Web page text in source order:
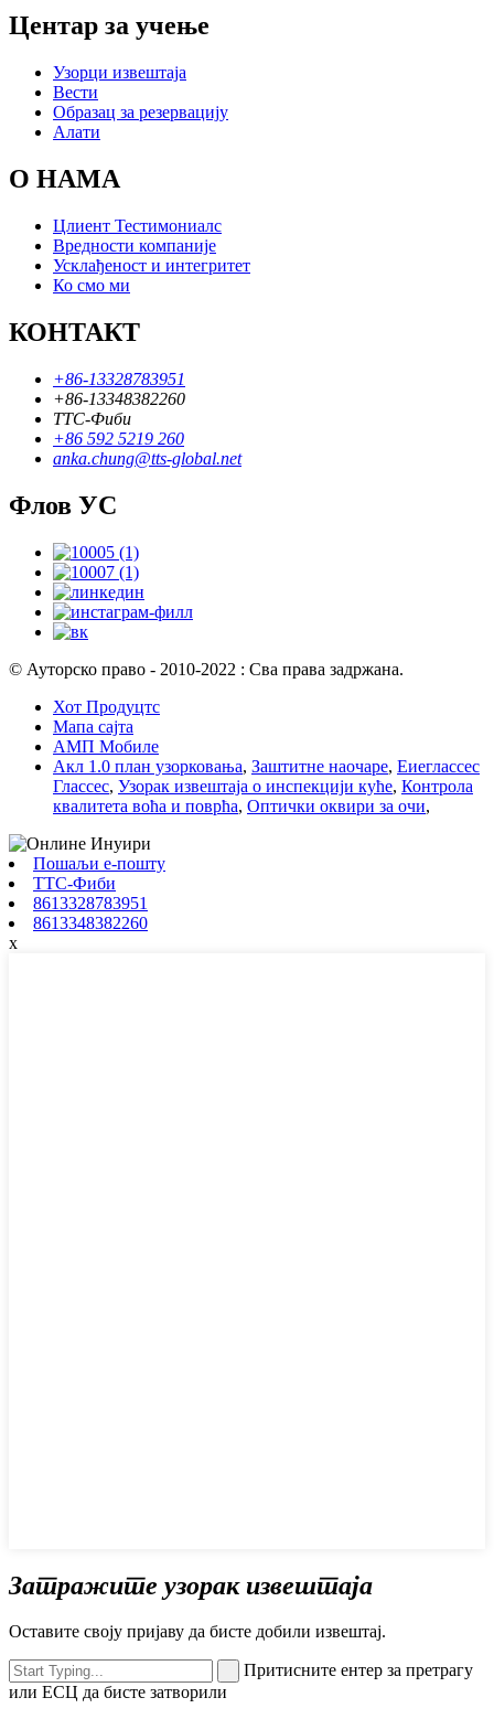
Центар за учење
Узорци извештаја
Вести
Образац за резервацију
Алати
О НАМА
Цлиент Тестимониалс
Вредности компаније
Усклађеност и интегритет
Ко смо ми
КОНТАКТ
+86-13328783951
+86-13348382260
ТТС-Фиби
+86 592 5219 260
anka.chung@tts-global.net
Флов УС
© Ауторско право - 2010-2022 : Сва права задржана.
Хот Продуцтс
Мапа сајта
АМП Мобиле
Акл 1.0 план узорковања, Заштитне наочаре, Еиеглассес
Глассес, Узорак извештаја о инспекцији куће, Контрола
квалитета воћа и поврћа, Оптички оквири за очи,
Пошаљи е-пошту
ТТС-Фиби
8613328783951
8613348382260
x
Затражите узорак извештаја
Оставите своју пријаву да бисте добили извештај.
Притисните ентер за претрагу
или ЕСЦ да бисте затворили